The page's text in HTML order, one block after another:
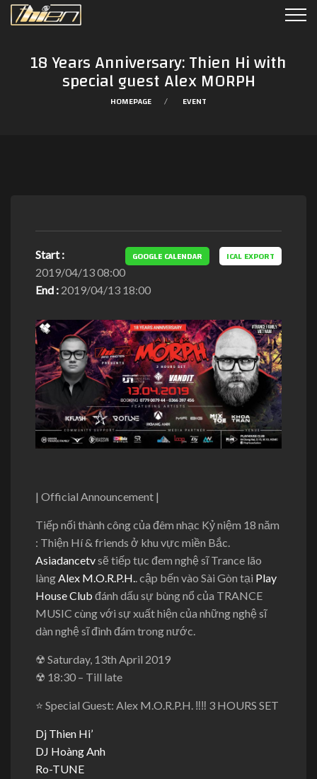
18 Years Anniversary: Thien Hi with
special guest Alex MORPH
HOMEPAGE EVENT
GOOGLE CALENDAR ICAL EXPORT
Start :
2019/04/13 08:00
End : 2019/04/13 18:00
| Official Announcement |
Tiếp nối thành công của đêm nhạc Kỷ niệm 18 năm
: Thiện Hí & friends ở khu vực miền Bắc.
Asiadancetv​ sẽ tiếp tục đem nghệ sĩ Trance lão
làngAlex M.O.R.P.H..​ cập bến vào Sài Gòn tại Play
House Club đánh dấu sự bùng nổ của TRANCE
MUSIC cùng với sự xuất hiện của những nghệ sĩ
dàn nghệ sĩ đình đám trong nước.
☢ Saturday, 13th April 2019
☢ 18:30 – Till late
⭐️ Special Guest: Alex M.O.R.P.H. ‼‼ 3 HOURS SET
Dj Thien Hi’
DJ Hoàng Anh
Ro-TUNE